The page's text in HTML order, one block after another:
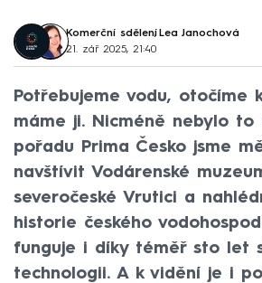
Komerční sdělení, Lea Janochová
21. zář 2025, 21:40
Potřebujeme vodu, otočíme
máme ji. Nicméně nebylo to
pořadu Prima Česko jsme
navštívit Vodárenské
severočeské Vrutici a
historie českého
funguje i díky téměř sto let
technologii. A k vidění je i